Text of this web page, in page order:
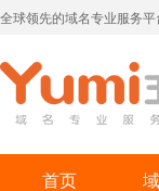
全球领先的域名专业服务平
首页